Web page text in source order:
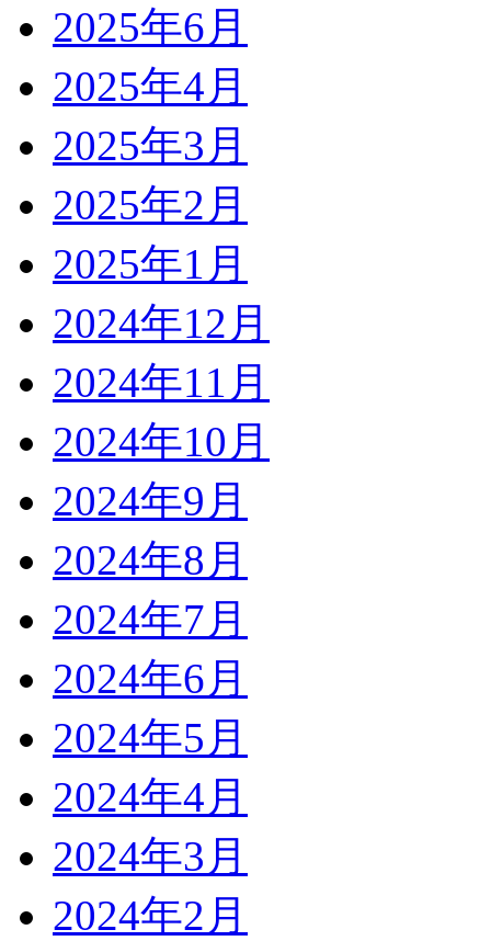
2025年6月
2025年4月
2025年3月
2025年2月
2025年1月
2024年12月
2024年11月
2024年10月
2024年9月
2024年8月
2024年7月
2024年6月
2024年5月
2024年4月
2024年3月
2024年2月